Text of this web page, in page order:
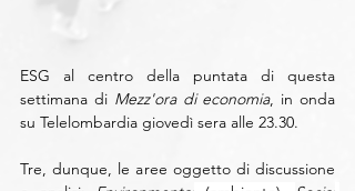
ESG al centro della puntata di questa
settimana di Mezz'ora di economia, in onda
su Telelombardia giovedì sera alle 23.30.
Tre, dunque, le aree oggetto di discussione